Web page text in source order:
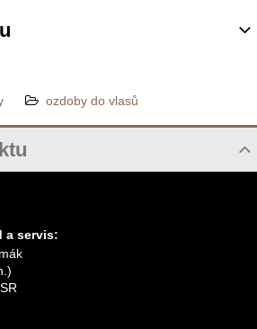
ozdoby do vlasů
a servis: